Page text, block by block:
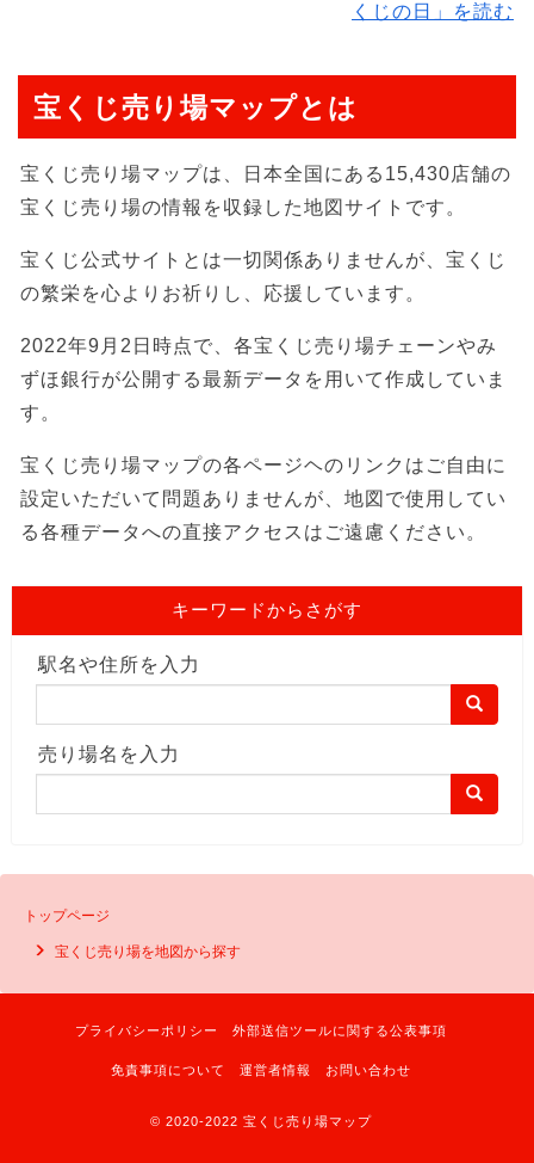
くじの日」を読む
宝くじ売り場マップとは
宝くじ売り場マップは、日本全国にある15,430店舗の
宝くじ売り場の情報を収録した地図サイトです。
宝くじ公式サイトとは一切関係ありませんが、宝くじ
の繁栄を心よりお祈りし、応援しています。
2022年9月2日時点で、各宝くじ売り場チェーンやみ
ずほ銀行が公開する最新データを用いて作成していま
す。
宝くじ売り場マップの各ページヘのリンクはご自由に
設定いただいて問題ありませんが、地図で使用してい
る各種データへの直接アクセスはご遠慮ください。
キーワードからさがす
駅名や住所を入力
売り場名を入力
トップページ
宝くじ売り場を地図から探す
プライバシーポリシー 外部送信ツールに関する公表事項
免責事項について 運営者情報 お問い合わせ
© 2020-2022 宝くじ売り場マップ